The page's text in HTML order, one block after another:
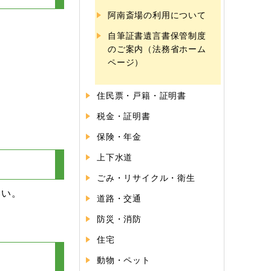
。
阿南斎場の利用について
自筆証書遺言書保管制度
のご案内（法務省ホーム
ページ）
住民票・戸籍・証明書
税金・証明書
保険・年金
上下水道
ごみ・リサイクル・衛生
道路・交通
防災・消防
住宅
動物・ペット